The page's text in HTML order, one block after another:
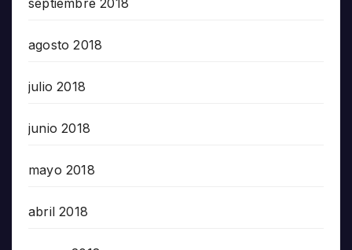
septiembre 2018
agosto 2018
julio 2018
junio 2018
mayo 2018
abril 2018